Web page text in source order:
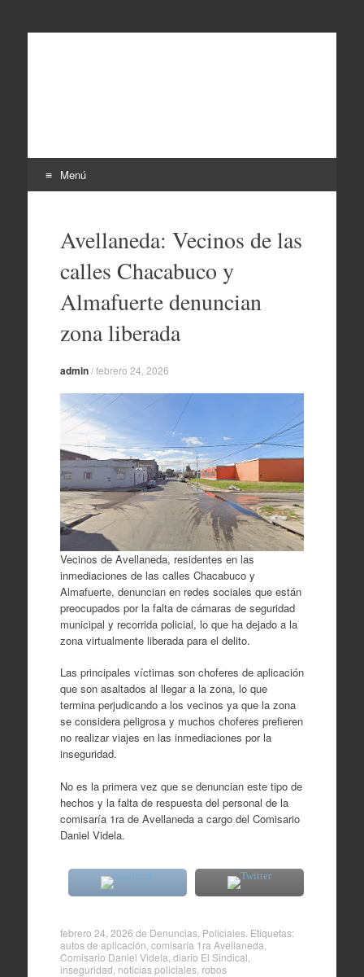
Menú
contenidoAvellaneda: Vecinos de las
calles Chacabuco y
Almafuerte denuncian
zona liberada
admin/febrero 24, 2026
Vecinos de Avellaneda, residentes en las
inmediaciones de las calles Chacabuco y
Almafuerte, denuncian en redes sociales que están
preocupados por la falta de cámaras de seguridad
municipal y recorrida policial, lo que ha dejado a la
zona virtualmente liberada para el delito.
Las principales víctimas son choferes de aplicación
que son asaltados al llegar a la zona, lo que
termina perjudicando a los vecinos ya que la zona
se considera peligrosa y muchos choferes prefieren
no realizar viajes en las inmediaciones por la
inseguridad.
No es la primera vez que se denuncian este tipo de
hechos y la falta de respuesta del personal de la
comisaría 1ra de Avellaneda a cargo del Comisario
Daniel Videla.
febrero 24, 2026 de Denuncias, Policiales. Etiquetas:
autos de aplicación comisaría 1ra Avellaneda
Comisario Daniel Videla diario El Sindical
inseguridad noticias policiales, robos